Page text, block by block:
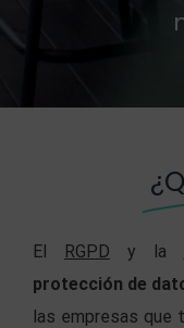
El RGPD y la
protección de
las empresas que